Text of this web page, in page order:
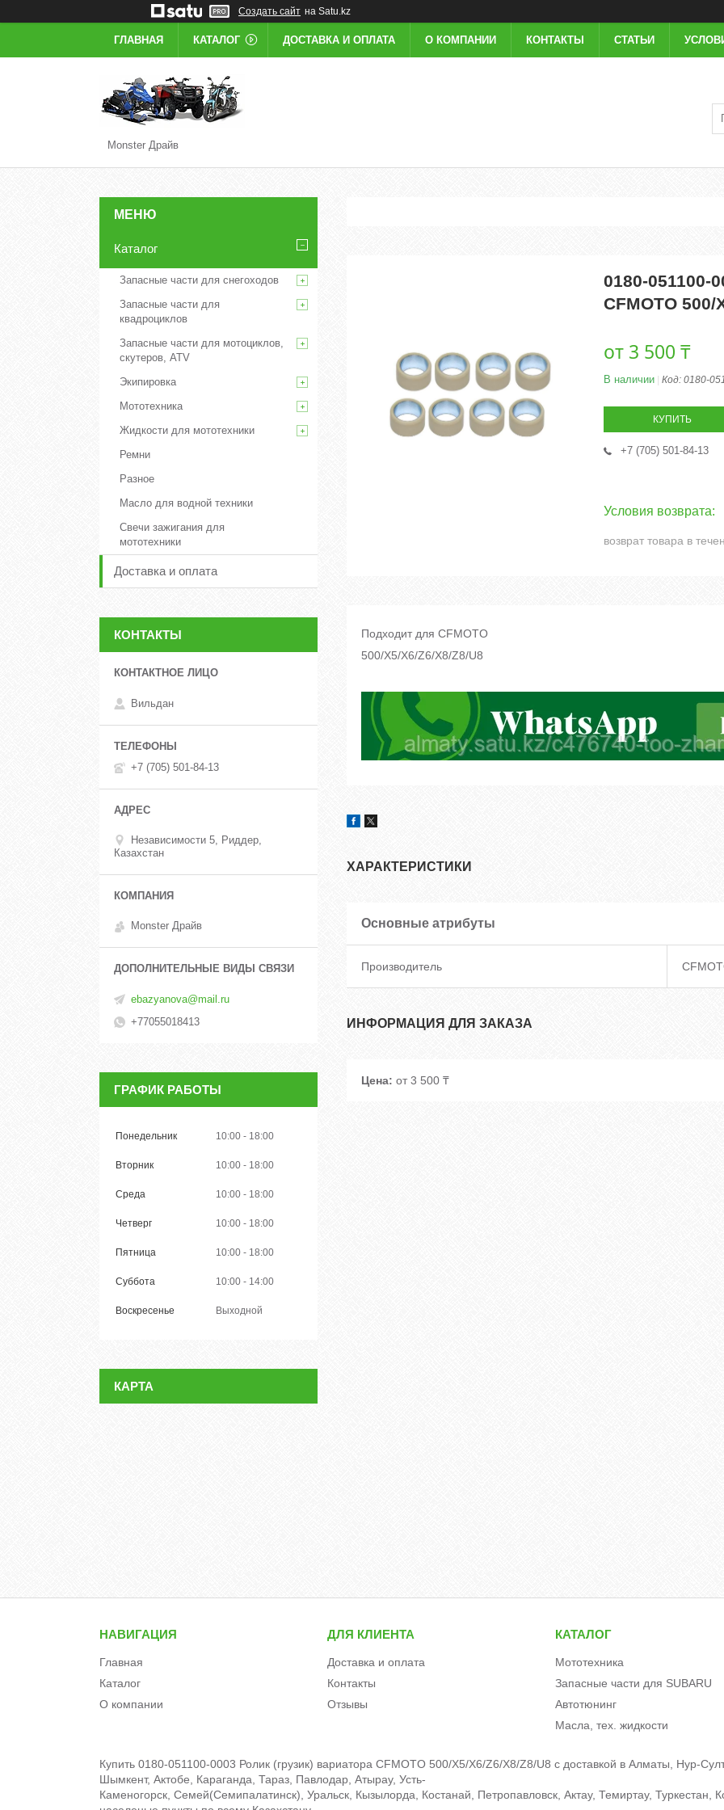
Создать сайт на Satu.kz
ГЛАВНАЯ КАТАЛОГ ДОСТАВКА И ОПЛАТА О КОМПАНИИ КОНТАКТЫ СТАТЬИ
Monster Драйв
0180-051100-
CFMOTO 500/
от 3 500 ₸
В наличии Код: 0180-
КУПИТЬ
+7 (705) 501-84-13
возврат товара в
Подходит для CFMOTO
500/X5/X6/Z6/X8/Z8/U8
ХАРАКТЕРИСТИКИ
Основные атрибуты
Производитель
ИНФОРМАЦИЯ ДЛЯ ЗАКАЗА
Цена: от 3 500 ₸
Каталог
Запасные части для снегоходов
Запасные части для
квадроциклов
Запасные части для мотоциклов,
скутеров, ATV
Экипировка
Мототехника
Жидкости для мототехники
Ремни
Разное
Масло для водной техники
Свечи зажигания для
мототехники
Доставка и оплата
КОНТАКТЫ
Вильдан
+7 (705) 501-84-13
Независимости 5, Риддер,
Казахстан
Monster Драйв
ebazyanova@mail.ru
+77055018413
ГРАФИК РАБОТЫ
Понедельник 10:00 18:00
Вторник 10:00 18:00
Среда 10:00 18:00
Четверг 10:00 18:00
Пятница 10:00 18:00
Суббота 10:00 14:00
Воскресенье Выходной
КАРТА
НАВИГАЦИЯ
Главная
Каталог
О компании
ДЛЯ КЛИЕНТА
Доставка и оплата
Контакты
Отзывы
КАТАЛОГ
Мототехника
Запасные части для SUBARU
Автотюнинг
Масла, тех. жидкости
Купить 0180-051100-0003 Ролик (грузик) вариатора CFMOTO 500/X5/X6/Z6/X8/Z8/U8 c доставкой в Алматы, Нур-
Шымкент, Актобе, Караганда, Тараз, Павлодар, Атырау, Усть-
Каменогорск, Семей(Семипалатинск), Уральск, Кызылорда, Костанай, Петропавловск, Актау, Темиртау, Туркестан,